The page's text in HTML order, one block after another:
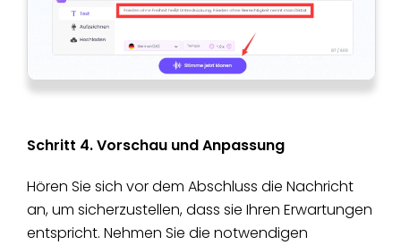
Schritt 4. Vorschau und Anpassung
Hören Sie sich vor dem Abschluss die Nachricht
an, um sicherzustellen, dass sie Ihren Erwartungen
entspricht. Nehmen Sie die notwendigen